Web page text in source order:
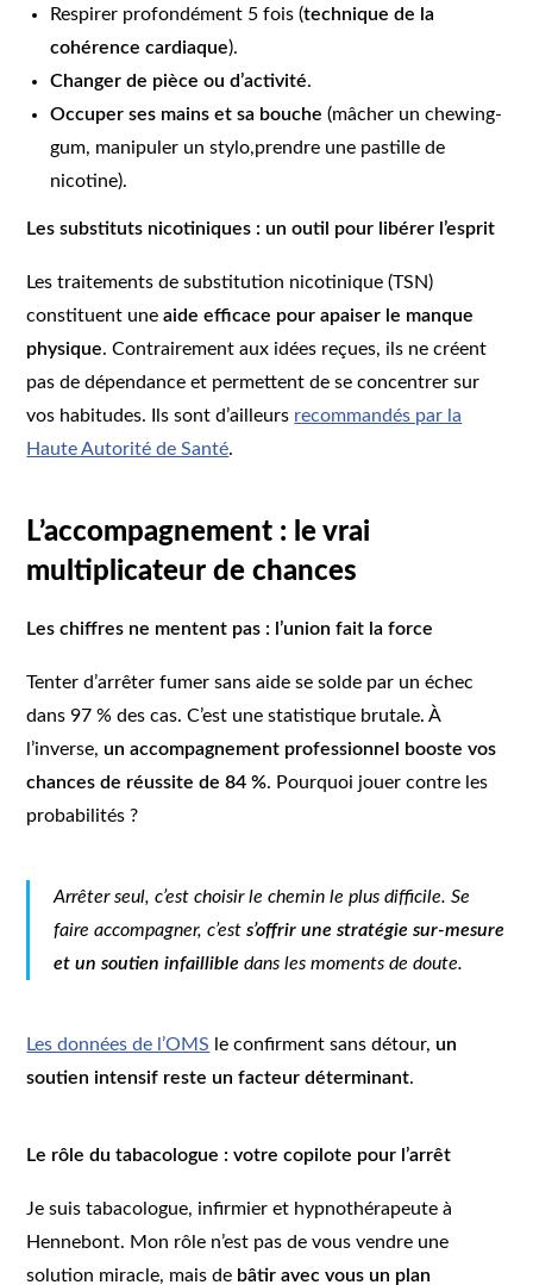
Respirer profondément 5 fois (technique de la
cohérence cardiaque).
Changer de pièce ou d’activité.
Occuper ses mains et sa bouche (mâcher un chewing-
gum, manipuler un stylo,prendre une pastille de
nicotine).
Les substituts nicotiniques : un outil pour libérer l’esprit
Les traitements de substitution nicotinique (TSN)
constituent uneaide efficace pour apaiser le manque
physique. Contrairement aux idées reçues, ils ne créent
pas de dépendance et permettent de se concentrer sur
vos habitudes. Ils sont d’ailleurs recommandés par la
Haute Autorité de Santé.
L’accompagnement : le vrai
multiplicateur de chances
Les chiffres ne mentent pas : l’union fait la force
Tenter d’arrêter fumer sans aide se solde par un échec
dans 97 % des cas. C’est une statistique brutale. À
l’inverse, un accompagnement professionnel booste vos
chances de réussite de 84 %. Pourquoi jouer contre les
probabilités ?
Arrêter seul, c’est choisir le chemin le plus difficile. Se
faire accompagner, c’ests’offrir une stratégie sur-mesure
et un soutien infaillible dans les moments de doute.
Les données de l’OMS le confirment sans détour, un
soutien intensif reste un facteur déterminant.
Le rôle du tabacologue : votre copilote pour l’arrêt
Je suis tabacologue, infirmier et hypnothérapeute à
Hennebont. Mon rôle n’est pas de vous vendre une
solution miracle, mais de bâtir avec vous un plan